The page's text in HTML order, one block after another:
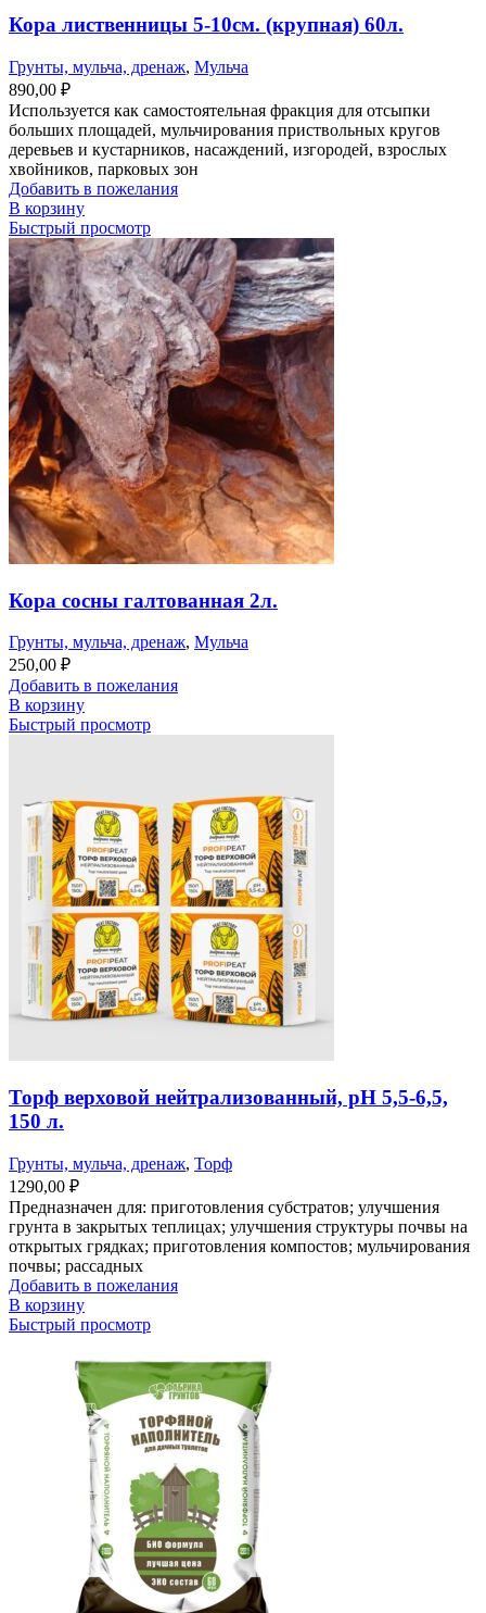
Кора лиственницы 5-10см. (крупная) 60л.
Грунты, мульча, дренаж, Мульча
890,00 ₽
Используется как самостоятельная фракция для отсыпки
больших площадей, мульчирования приствольных кругов
деревьев и кустарников, насаждений, изгородей, взрослых
хвойников, парковых зон
Добавить в пожелания
В корзину
Быстрый просмотр
Кора сосны галтованная 2л.
Грунты, мульча, дренаж, Мульча
250,00 ₽
Добавить в пожелания
В корзину
Быстрый просмотр
Торф верховой нейтрализованный, рН 5,5-6,5,
150 л.
Грунты, мульча, дренаж, Торф
1290,00 ₽
Предназначен для: приготовления субстратов; улучшения
грунта в закрытых теплицах; улучшения структуры почвы на
открытых грядках; приготовления компостов; мульчирования
почвы; рассадных
Добавить в пожелания
В корзину
Быстрый просмотр